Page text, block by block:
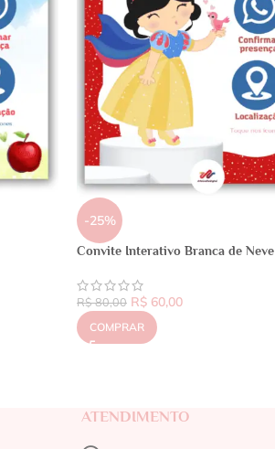
-25%
Convite Interativo Branca de Neve
R$80,00 R$ 60,00
COMPRAR
ATENDIMENTO